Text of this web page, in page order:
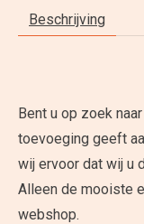
Beschrijving
Bent u op zoek
toevoeging geeft
wij ervoor dat wij u
Alleen de mooiste
webshop.